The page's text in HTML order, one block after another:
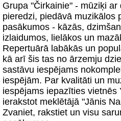
Grupa "Čirkainie" - mūziķi
pieredzi, piedāvā muzikālos
pasākumos - kāzās,
izlaidumos, lielākos un
Repertuārā labākās un
kā arī šis tas no ārzemju
sastāvu iespējams
iespējām. Par kvalitāti un
iespējams iepazīties vietnēs
ierakstot meklētājā "Jānis
Zvaniet, rakstiet un visu